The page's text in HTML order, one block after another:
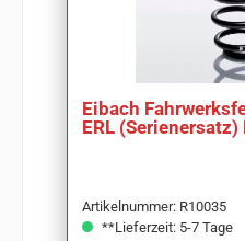
Eibach
ERL (Serienersatz)
Artikelnummer: R10035
**Lieferzeit: 5-7 Tage